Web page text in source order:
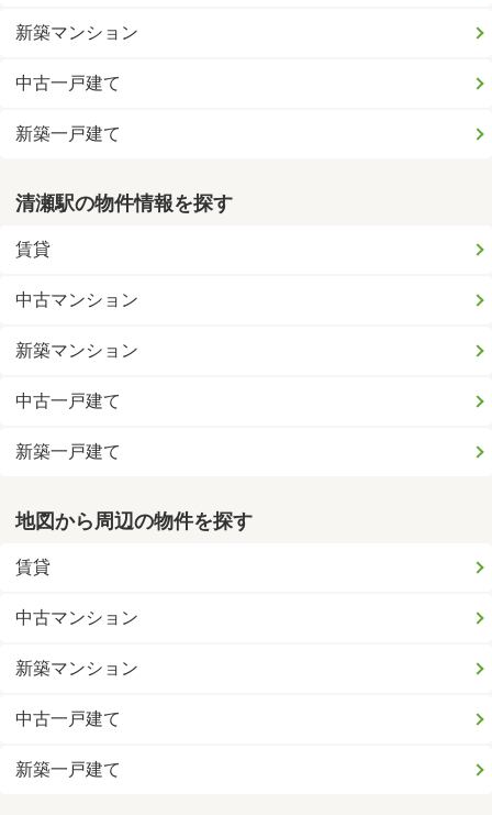
新築マンション
中古一戸建て
新築一戸建て
清瀬駅の物件情報を探す
賃貸
中古マンション
新築マンション
中古一戸建て
新築一戸建て
地図から周辺の物件を探す
賃貸
中古マンション
新築マンション
中古一戸建て
新築一戸建て